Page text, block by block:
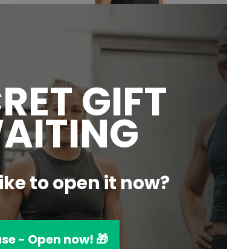
Women's Ecoflex box crop t-shirt (Svart)
Sale price
519 kr
GIFT
to open it now?
- Open now! 🎁